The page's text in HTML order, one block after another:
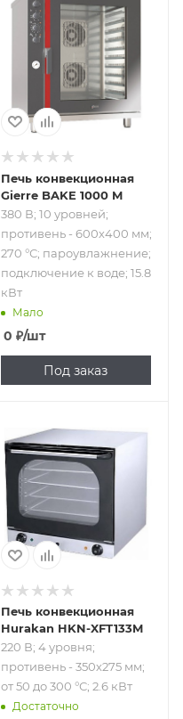
380 В; 10 уровней;
противень -
600х400 мм; 270
пароувлажнение;
подключение к
воде; 15.8 кВт
Печь конвекционная
Gierre BAKE 1000 M
380 В; 10 уровней;
противень - 600х400 мм;
270 °С; пароувлажнение;
подключение к воде; 15.8
кВт
Мало
0 ₽/шт
Под заказ
220 В; 4 уровня;
противень -
350х275 мм; от 50
до 300 °С; 2.6 кВт
Печь конвекционная
Hurakan HKN-XFT133M
220 В; 4 уровня;
противень - 350х275 мм;
от 50 до 300 °С; 2.6 кВт
Достаточно